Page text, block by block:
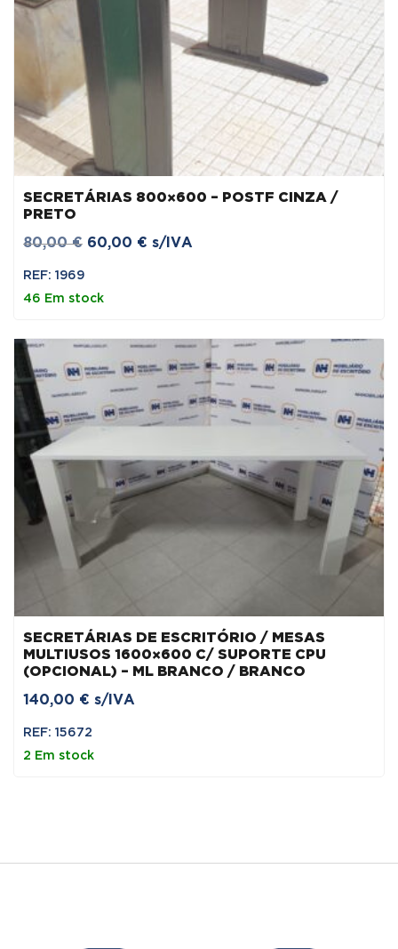
SECRETÁRIAS 800×600 – POSTF CINZA /
PRETO
80,00€ O
60,00 € O
s/IVA
REF: 1969
46 Em stock
SECRETÁRIAS DE ESCRITÓRIO / MESAS
MULTIUSOS 1600×600 C/ SUPORTE CPU
(OPCIONAL) – ML BRANCO / BRANCO
140,00 € s/IVA
REF: 15672
2 Em stock